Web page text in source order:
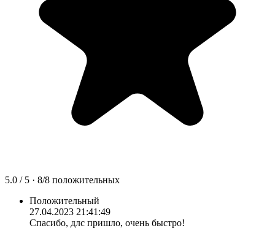
5.0 / 5 · 8/8 положительных
Положительный
27.04.2023 21:41:49
Спасибо, длс пришло, очень быстро!